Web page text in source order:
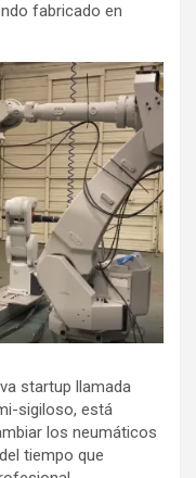
fabricado en
startup llamada
sigiloso, está
los neumáticos
tiempo que